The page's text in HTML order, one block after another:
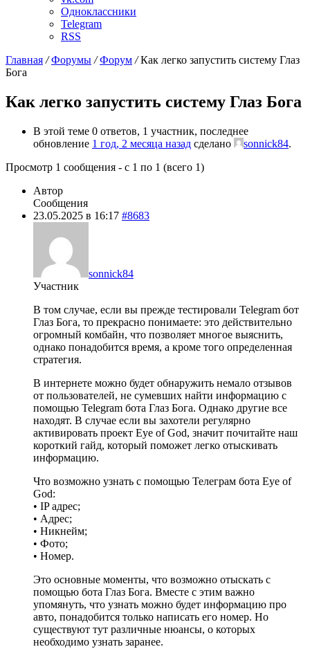
Одноклассники
Telegram
RSS
Главная / Форумы / Форум / Как легко запустить систему Глаз
Бога
Как легко запустить систему Глаз Бога
В этой теме 0 ответов, 1 участник, последнее
обновление 1 год, 2 месяца назад сделано sonnick84.
Просмотр 1 сообщения - с 1 по 1 (всего 1)
Автор
Сообщения
23.05.2025 в 16:17 #8683
sonnick84
Участник
В том случае, если вы прежде тестировали Telegram бот
Глаз Бога, то прекрасно понимаете: это действительно
огромный комбайн, что позволяет многое выяснить,
однако понадобится время, а кроме того определенная
стратегия.
В интернете можно будет обнаружить немало отзывов
от пользователей, не сумевших найти информацию с
помощью Telegram бота Глаз Бога. Однако другие все
находят. В случае если вы захотели регулярно
активировать проект Eye of God, значит почитайте наш
короткий гайд, который поможет легко отыскивать
информацию.
Что возможно узнать с помощью Телеграм бота Eye of
God:
• IP адрес;
• Адрес;
• Никнейм;
• Фото;
• Номер.
Это основные моменты, что возможно отыскать с
помощью бота Глаз Бога. Вместе с этим важно
упомянуть, что узнать можно будет информацию про
авто, понадобится только написать его номер. Но
существуют тут различные нюансы, о которых
необходимо узнать заранее.